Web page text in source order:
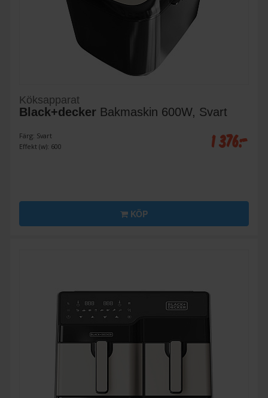
Köksapparat
Black+decker Bakmaskin 600W, Svart
Färg: Svart
Effekt (w): 600
1 376:-
KÖP